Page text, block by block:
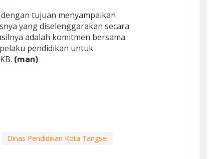
tujuan menyampaikan
yang diselenggarakan secara
adalah komitmen bersama
pendidikan untuk
(man)
Dinas Pendidikan Kota Tangsel